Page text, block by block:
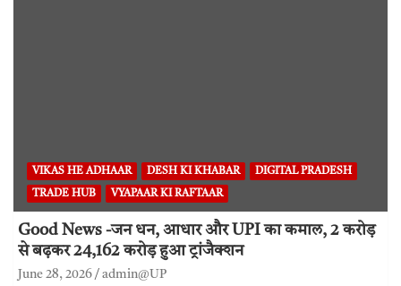
VIKAS HE ADHAAR DESH KI KHABAR DIGITAL PRADESH
TRADE HUB VYAPAAR KI RAFTAAR
Good News -जन धन, आधार और UPI का कमाल, 2 करोड़
से बढ़कर 24,162 करोड़ हुआ ट्रांजैक्शन
June 28, 2026 admin@UP